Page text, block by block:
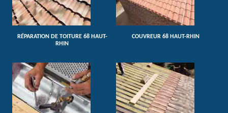
RÉPARATION DE TOITURE 68 HAUT-
RHIN
COUVREUR 68 HAUT-RHIN